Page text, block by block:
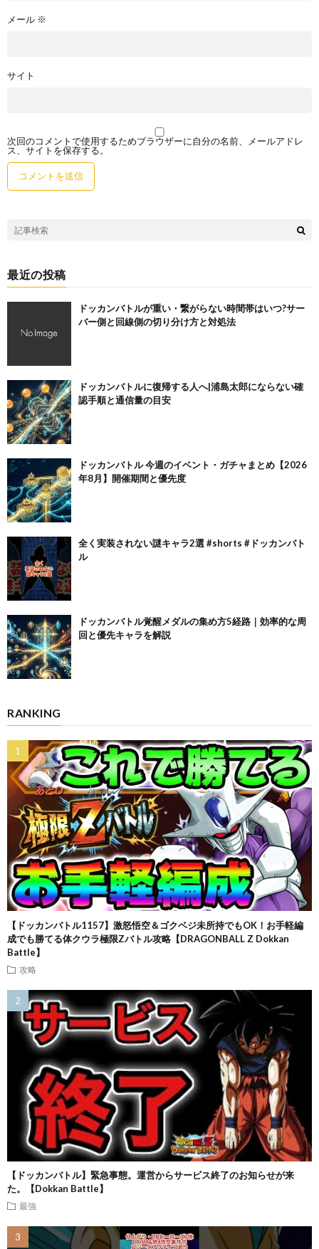
メール ※
サイト
次回のコメントで使用するためブラウザーに自分の名前、メールアドレ
ス、サイトを保存する。
最近の投稿
ドッカンバトルが重い・繋がらない時間帯はいつ?サー
バー側と回線側の切り分け方と対処法
ドッカンバトルに復帰する人へ|浦島太郎にならない確
認手順と通信量の目安
ドッカンバトル 今週のイベント・ガチャまとめ【2026
年8月】開催期間と優先度
全く実装されない謎キャラ2選 #shorts #ドッカンバト
ル
ドッカンバトル覚醒メダルの集め方5経路｜効率的な周
回と優先キャラを解説
RANKING
【ドッカンバトル1157】激怒悟空＆ゴクベジ未所持でもOK！お手軽編
成でも勝てる体クウラ極限Zバトル攻略【DRAGONBALL Z Dokkan
Battle】
攻略
【ドッカンバトル】緊急事態。運営からサービス終了のお知らせが来
た。【Dokkan Battle】
最強